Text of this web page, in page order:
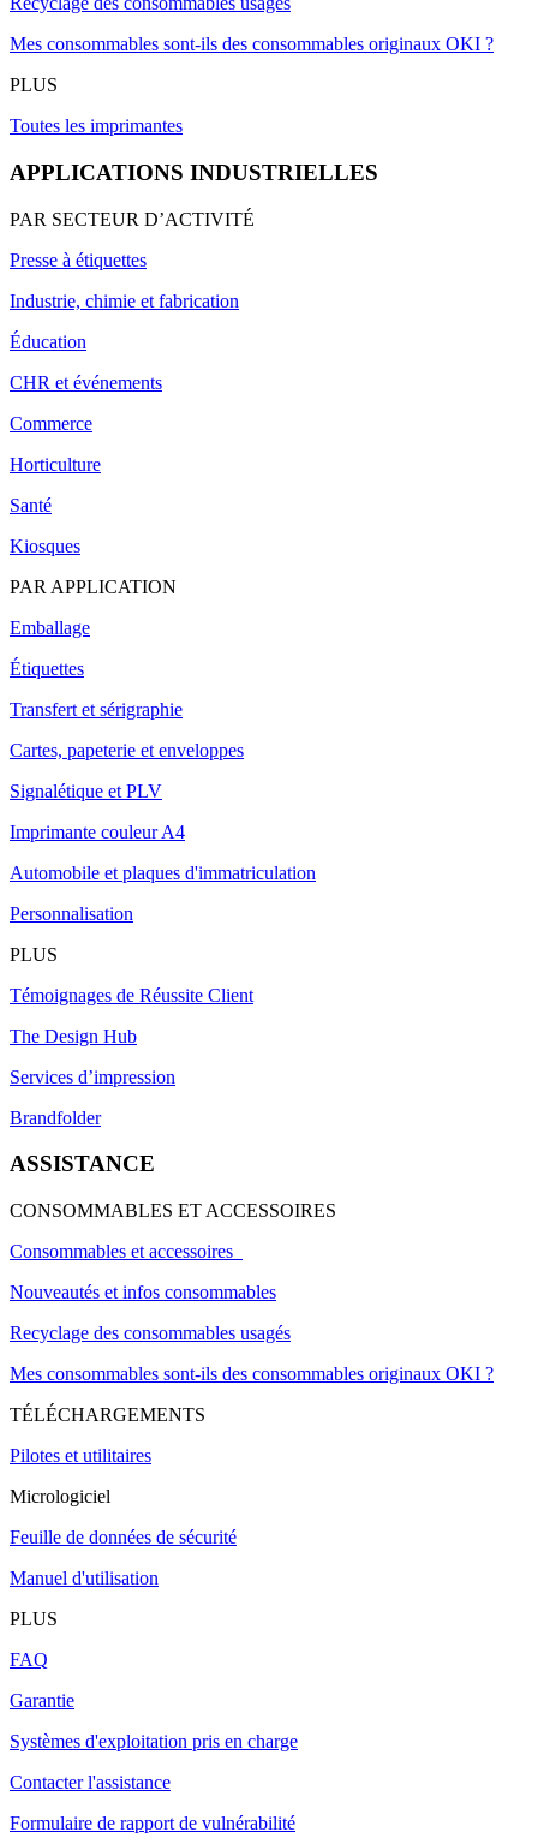
Mes consommables sont-ils des consommables originaux OKI ?
PLUS
Toutes les imprimantes
APPLICATIONS INDUSTRIELLES
PAR SECTEUR D’ACTIVITÉ
Presse à étiquettes
Industrie, chimie et fabrication
Éducation
CHR et événements
Commerce
Horticulture
Santé
Kiosques
PAR APPLICATION
Emballage
Étiquettes
Transfert et sérigraphie
Cartes, papeterie et enveloppes
Signalétique et PLV
Imprimante couleur A4
Automobile et plaques d'immatriculation
Personnalisation
PLUS
Témoignages de Réussite Client
The Design Hub
Services d’impression
Brandfolder
ASSISTANCE
CONSOMMABLES ET ACCESSOIRES
Consommables et accessoires
Nouveautés et infos consommables
Recyclage des consommables usagés
Mes consommables sont-ils des consommables originaux OKI ?
TÉLÉCHARGEMENTS
Pilotes et utilitaires
Micrologiciel
Feuille de données de sécurité
Manuel d'utilisation
PLUS
FAQ
Garantie
Systèmes d'exploitation pris en charge
Contacter l'assistance
Formulaire de rapport de vulnérabilité